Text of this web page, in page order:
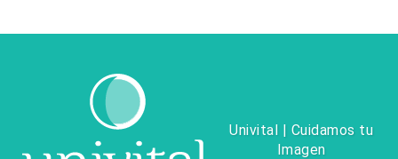
Univital | Cuidamos tu
Imagen